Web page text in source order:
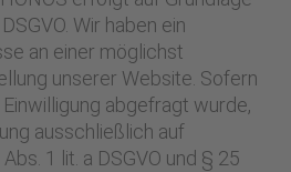
Wir haben ein
an einer möglichst
unserer Website. Sofern
abgefragt wurde,
ausschließlich auf
1 lit. a DSGVO und § 25